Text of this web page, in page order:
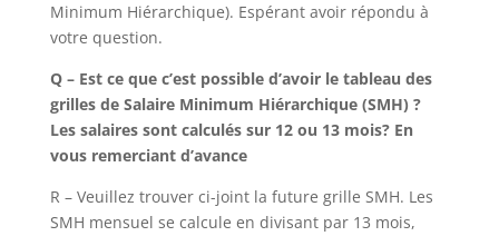
Minimum Hiérarchique). Espérant avoir répondu à
votre question.
Q – Est ce que c’est possible d’avoir le tableau des
grilles de Salaire Minimum Hiérarchique (SMH) ?
Les salaires sont calculés sur 12 ou 13 mois? En
vous remerciant d’avance
R – Veuillez trouver ci-joint la future grille SMH. Les
SMH mensuel se calcule en divisant par 13 mois,